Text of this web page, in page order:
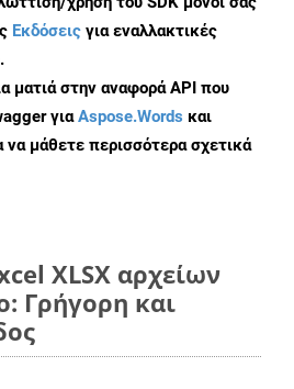
Εκδόσεις για εναλλακτικές
ματιά στην αναφορά API που
γιαAspose.Words και
να μάθετε περισσότερα σχετικά
XLSX αρχείων
Γρήγορη και